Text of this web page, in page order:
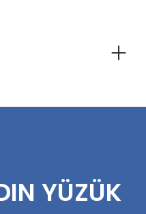
YÜZÜK